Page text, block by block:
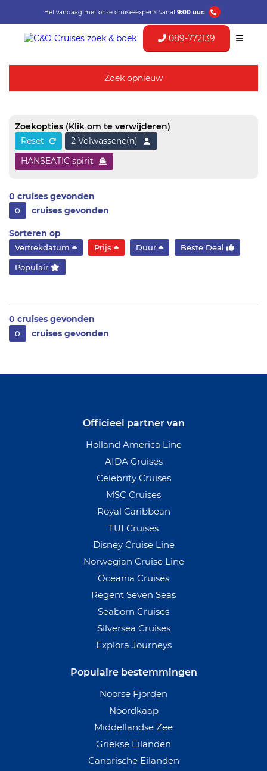
Bel vandaag met onze cruise-experts vanaf9:00 uur:
089-772139
Zoek opnieuw
Zoekopties (Klik om te verwijderen)
Reset
2 Volwassene(n)
HANSEATIC spirit
0 cruises gevonden
0 cruises gevonden
Sorteren op
Vertrekdatum Prijs Duur Beste Deal
Populair
0 cruises gevonden
0 cruises gevonden
Officieel partner van
Holland America Line
AIDA Cruises
Celebrity Cruises
MSC Cruises
Royal Caribbean
TUI Cruises
Disney Cruise Line
Norwegian Cruise Line
Oceania Cruises
Regent Seven Seas
Seaborn Cruises
Silversea Cruises
Explora Journeys
Populaire bestemmingen
Noorse Fjorden
Noordkaap
Middellandse Zee
Griekse Eilanden
Canarische Eilanden